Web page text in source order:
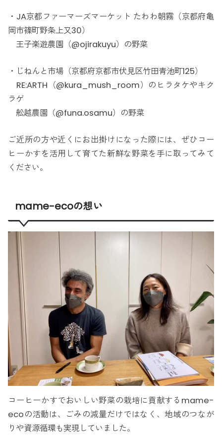
・JA京都ファーマーズマーケット たわわ朝霧（京都府亀
岡市篠町野条上又30）
王子楽遊農園（@ojirakuyu）の野菜
・じねんと市場（京都府京都市伏見区竹田青池町125）
RE:ARTH（@kura_mush_room）のヒラタケやキク
ラゲ
舩越農園（@funa.osamu）の野菜
ご近所の方や近くにお出掛けになった際には、ぜひコー
ヒーかすを活用して育てた新鮮な野菜を手に取ってみて
ください。
mame-ecoの想い
コーヒーかすでおいしい野菜の栽培に貢献するmame-
ecoの活動は、ごみの減量だけではなく、地域のつなが
りや資源循環も実現していました。